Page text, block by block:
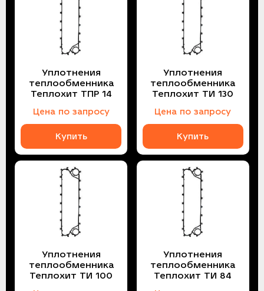
Уплотнения
теплообменника
Теплохит ТПР 14
Цена по запросу
Купить
Уплотнения
теплообменника
Теплохит ТИ 130
Цена по запросу
Купить
Уплотнения
теплообменника
Теплохит ТИ 100
Уплотнения
теплообменника
Теплохит ТИ 84